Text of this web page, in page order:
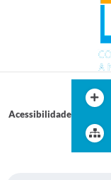
Acessibilidade